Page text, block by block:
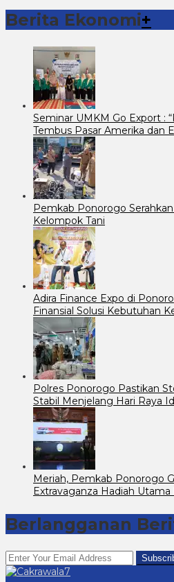
Berita Ekonomi+
Seminar UMKM Go Export :
Tembus Pasar Amerika dan
Pemkab Ponorogo
Kelompok Tani
Adira Finance Expo di
Finansial Solusi Kebutuhan
Polres Ponorogo Pastikan
Stabil Menjelang Hari Raya
Meriah, Pemkab Ponorogo
Extravaganza Hadiah Utama
Berlangganan